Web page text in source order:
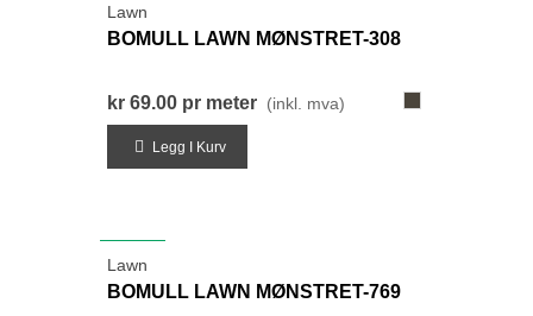
Lawn
BOMULL LAWN MØNSTRET-308
kr 69.00 pr meter (inkl. mva)
Legg I Kurv
Lawn
BOMULL LAWN MØNSTRET-769